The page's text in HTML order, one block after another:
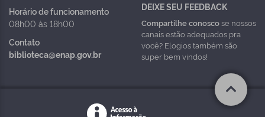
Horário de funcionamento
08h00 às 18h00
Contato
biblioteca@enap.gov.br
DEIXE SEU FEEDBACK
Compartilhe conoscose nossos
canais estão adequados pra
você? Elogios também são
super bem vindos!